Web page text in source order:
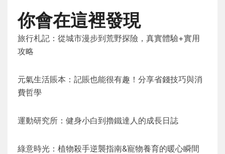
你會在這裡發現
旅行札記：從城市漫步到荒野探險，真實體驗+實用
攻略
元氣生活賬本：記賬也能很有趣！分享省錢技巧與消
費哲學
運動研究所：健身小白到擼鐵達人的成長日誌
綠意時光：植物殺手逆襲指南&寵物養育的暖心瞬間